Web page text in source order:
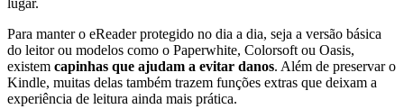
Para manter o eReader protegido no dia a dia, seja a versão básica
do leitor ou modelos como o Paperwhite, Colorsoft ou Oasis,
existem capinhas que ajudam a evitar danos. Além de preservar o
Kindle, muitas delas também trazem funções extras que deixam a
experiência de leitura ainda mais prática.